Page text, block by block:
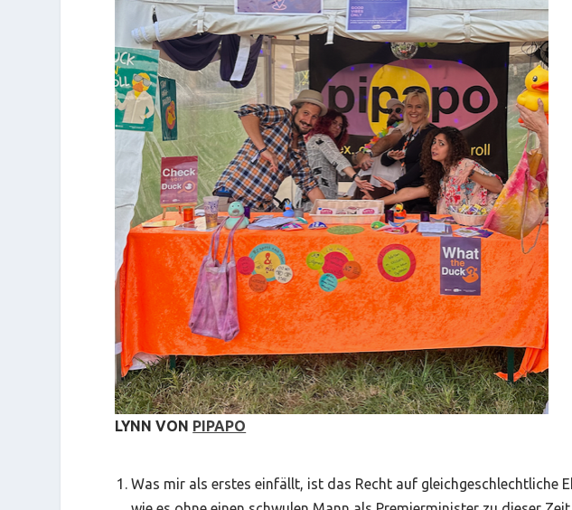
LYNN VON PIPAPO
Was mir als erstes einfällt, ist das Recht auf gleichgeschlechtliche